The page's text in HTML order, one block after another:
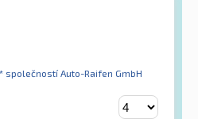
společností Auto-Raifen GmbH